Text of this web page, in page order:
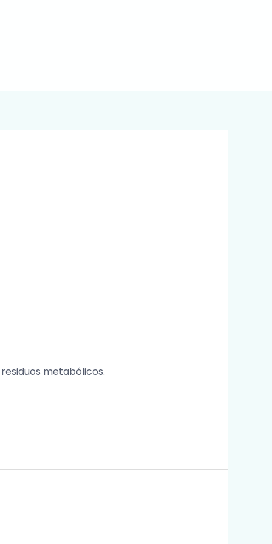
metabólicos.